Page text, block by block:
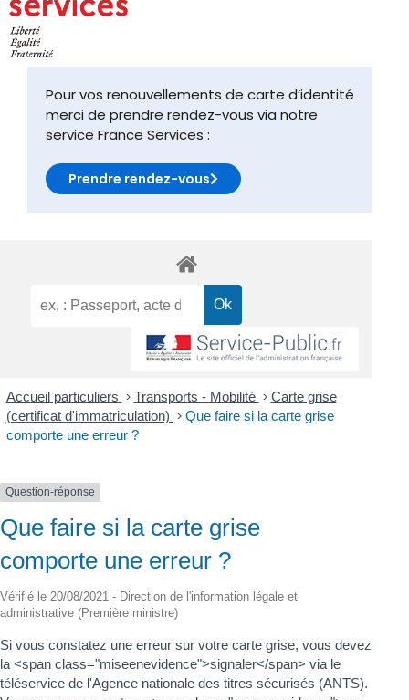
Pour vos renouvellements de carte d’identité
merci de prendre rendez-vous via notre
service France Services :
Prendre rendez-vous
Accueil particuliers > Transports - Mobilité > Carte grise
(certificat d'immatriculation) > Que faire si la carte grise
comporte une erreur ?
Question-réponse
Que faire si la carte grise
comporte une erreur ?
Vérifié le 20/08/2021 - Direction de l'information légale et
administrative (Première ministre)
Si vous constatez une erreur sur votre carte grise, vous devez
la <span class="miseenevidence">signaler</span> via le
téléservice de l'Agence nationale des titres sécurisés (ANTS).